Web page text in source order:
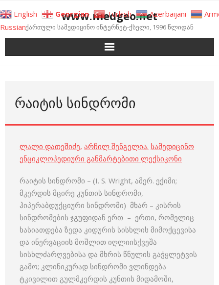
to
content
www.medgeo.net
ქართული სამედიცინო ინტერნეტ-ქსელი, 1996 წლიდან
ᲠᲐᲘᲢᲘᲡ ᲡᲘᲜᲓᲠᲝᲛᲘ
ლალი დათეშიძე, არჩილ შენგელია. სამედიცინო
ენციკლოპედიური განმარტებითი ლექსიკონი
რაიტის სინდრომი – (I. S. Wright, ამერ. ექიმი;
მკერდის მცირე კუნთის სინდრომი,
ჰიპერაბდუქციური სინდრომი) მხარ – კისრის
სინდრომების ჯგუფიდან ერთ – ერთი, რომელიც
ხასიათდება ზედა კიდურის სისხლის მიმოქცევისა
და ინერვაციის მოშლით იღლიისქვეშა
სისხლძარღვებისა და მხრის წნულის გაჭყლეტვის
გამო; კლინიკურად სინდრომი ვლინდება
ტკივილით გულმკერდის კუნთის მიდამოში,
English Georgian Turkish Azerbaijani
Russian